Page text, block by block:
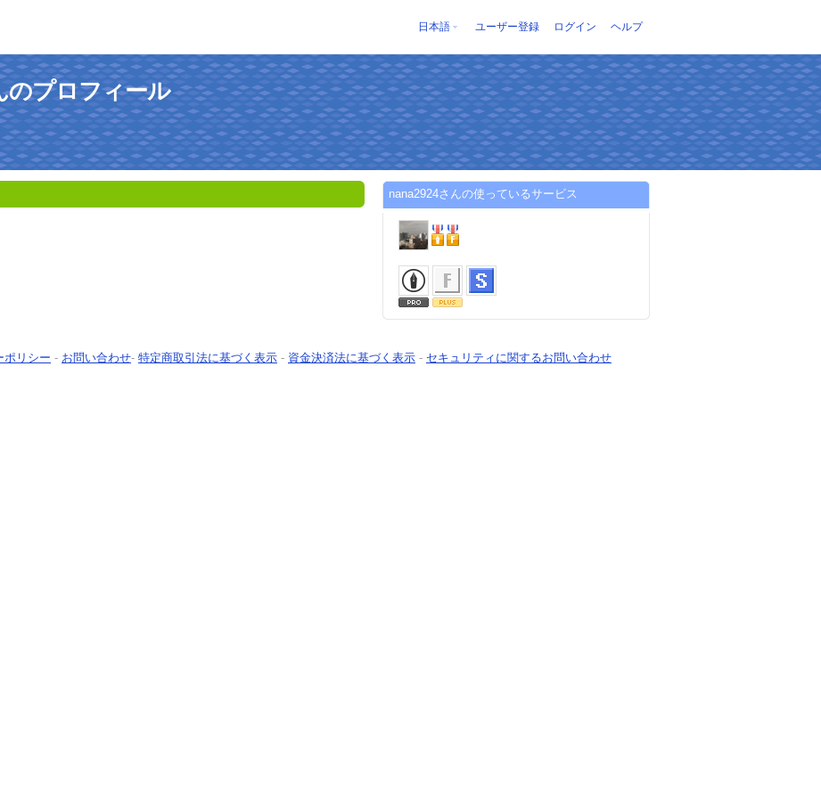
日本語 ユーザー登録 ログイン ヘルプ
のプロフィール
nana2924さんの使っているサービス
ポリシー - お問い合わせ- 特定商取引法に基づく表示 - 資金決済法に基づく表示 - セキュリティに関するお問い合わせ